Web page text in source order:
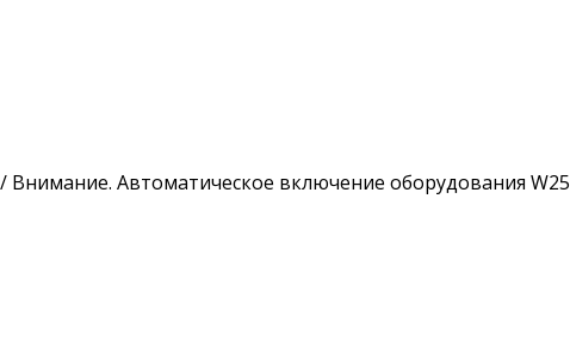
/ Внимание. Автоматическое включение оборудования W25